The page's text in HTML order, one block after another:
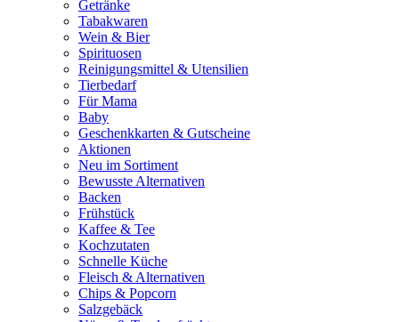
Getränke
Tabakwaren
Wein & Bier
Spirituosen
Reinigungsmittel & Utensilien
Tierbedarf
Für Mama
Baby
Geschenkkarten & Gutscheine
Aktionen
Neu im Sortiment
Bewusste Alternativen
Backen
Frühstück
Kaffee & Tee
Kochzutaten
Schnelle Küche
Fleisch & Alternativen
Chips & Popcorn
Salzgebäck